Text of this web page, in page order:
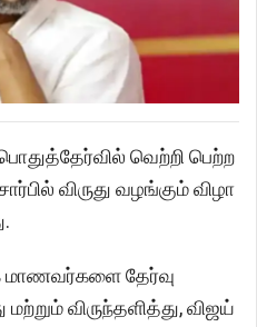
வெற்றி பெற்ற
விருது வழங்கும் விழா
மாணவர்களை தேர்வு
விருந்தளித்து, விஜய்